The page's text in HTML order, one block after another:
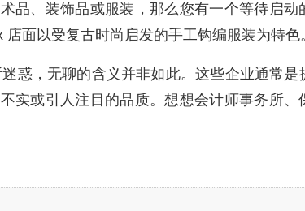
品、装饰品或服装，那么您有一个等待启动
面以受复古时尚启发的手工钩编服装为特色
惑，无聊的含义并非如此。这些企业通常是
实或引人注目的品质。想想会计师事务所、